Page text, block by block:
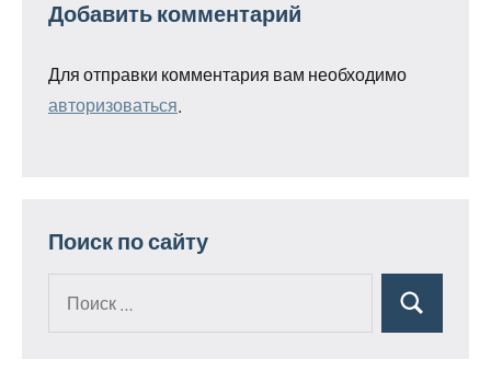
Добавить комментарий
Для отправки комментария вам необходимо
авторизоваться
Поиск по сайту
Поиск